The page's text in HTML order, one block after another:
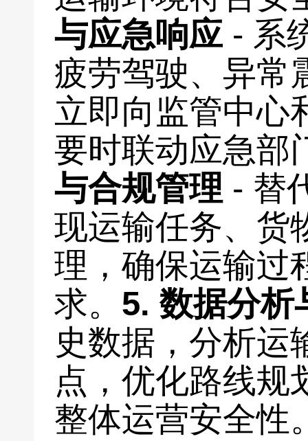
与应急响应 - 系
疲劳驾驶、异常
立即向监管中心
要时联动应急部
与合规管理 - 替
现运输任务、货
理，确保运输过
求。 5.数据分析
史数据，分析运
点，优化路线规
整体运营安全性